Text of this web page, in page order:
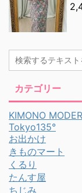
カテゴリー
KIMONO
Tokyo135°
お出かけ
きものマート
くるり
たんす屋
ちじみ